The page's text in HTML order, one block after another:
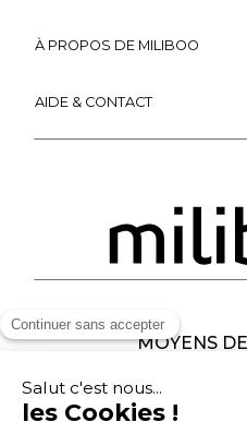
À PROPOS DE MILIBOO
AIDE & CONTACT
MOYENS